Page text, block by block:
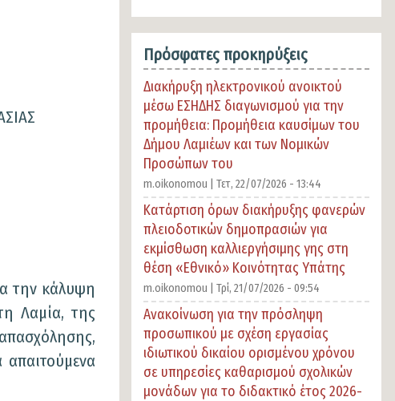
την κάλυψη
Λαμία, της
Πρόσφατες προκηρύξεις
Διακήρυξη ηλεκτρονικού ανοικτού
μέσω ΕΣΗΔΗΣ διαγωνισμού για την
προμήθεια: Προμήθεια καυσίμων του
Δήμου Λαμιέων και των Νομικών
Προσώπων του
m.oikonomou | Τετ, 22/07/2026 - 13:44
Κατάρτιση όρων διακήρυξης φανερών
πλειοδοτικών δημοπρασιών για
εκμίσθωση καλλιεργήσιμης γης στη
θέση «Εθνικό» Κοινότητας Υπάτης
m.oikonomou | Τρί, 21/07/2026 - 09:54
Ανακοίνωση για την πρόσληψη
προσωπικού με σχέση εργασίας
ιδιωτικού δικαίου ορισμένου χρόνου
σε υπηρεσίες καθαρισμού σχολικών
μονάδων για το διδακτικό έτος 2026-